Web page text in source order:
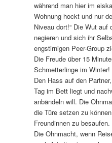
während man hier im
Wohnung hockt und nur
Niveau dort!“ Die Wut auf
negieren und sich ihr
engstirnigen Peer-Group
Die Freude über 15
Schmetterlinge im Winter!
Den Hass auf den
Tag im Bett liegt und
anbändeln will. Die
die Türe setzen zu
Freundinnen zu besaufen.
Die Ohnmacht, wenn